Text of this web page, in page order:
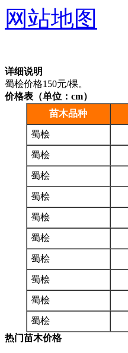
详细说明
蜀桧价格150元/棵。
价格表（单位：cm）
苗木品种
蜀桧
蜀桧
蜀桧
蜀桧
蜀桧
蜀桧
蜀桧
蜀桧
蜀桧
蜀桧
热门苗木价格
网站地图